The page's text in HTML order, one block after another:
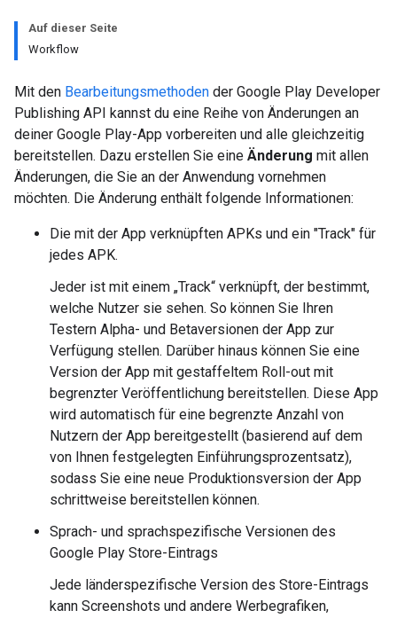
Auf dieser Seite
Workflow
Mit den Bearbeitungsmethoden der Google Play Developer
Publishing API kannst du eine Reihe von Änderungen an
deiner Google Play-App vorbereiten und alle gleichzeitig
bereitstellen. Dazu erstellen Sie eine Änderung mit allen
Änderungen, die Sie an der Anwendung vornehmen
möchten. Die Änderung enthält folgende Informationen:
Die mit der App verknüpften APKs und ein "Track" für
jedes APK.
Jeder ist mit einem „Track“ verknüpft, der bestimmt,
welche Nutzer sie sehen. So können Sie Ihren
Testern Alpha- und Betaversionen der App zur
Verfügung stellen. Darüber hinaus können Sie eine
Version der App mit gestaffeltem Roll-out mit
begrenzter Veröffentlichung bereitstellen. Diese App
wird automatisch für eine begrenzte Anzahl von
Nutzern der App bereitgestellt (basierend auf dem
von Ihnen festgelegten Einführungsprozentsatz),
sodass Sie eine neue Produktionsversion der App
schrittweise bereitstellen können.
Sprach- und sprachspezifische Versionen des
Google Play Store-Eintrags
Jede länderspezifische Version des Store-Eintrags
kann Screenshots und andere Werbegrafiken,